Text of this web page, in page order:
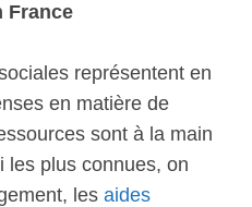
France
représentent en
en matière de
sont à la main
les plus connues, on
les aides